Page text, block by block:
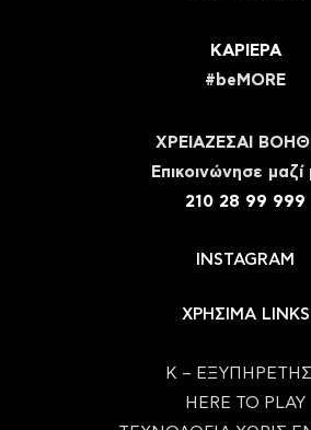
ΚΑΡΙΕΡΑ
#beMORE
ΧΡΕΙΑΖΕΣΑΙ
Eπικοινώνησε μαζί
210 28 99 999
INSTAGRAM
ΧΡΗΣΙΜΑ LINKS
Κ –
HERE TO PLAY